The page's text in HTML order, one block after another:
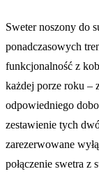
Sweter noszony do
ponadczasowych
funkcjonalność z
każdej porze roku –
odpowiedniego
zestawienie tych
zarezerwowane
połączenie swetra z